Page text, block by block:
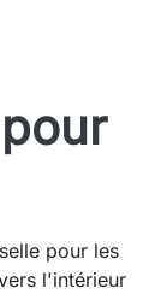
pour les
l'intérieur